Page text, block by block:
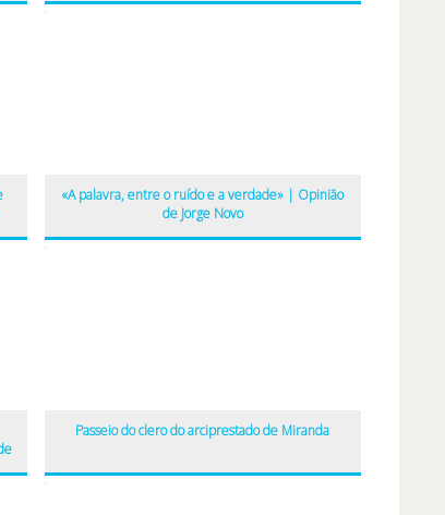
«A palavra, entre o ruído e a verdade» | Opinião
de Jorge Novo
Passeio do clero do arciprestado de Miranda